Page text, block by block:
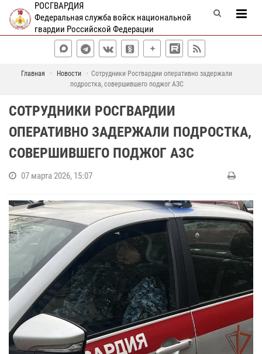
РОСГВАРДИЯ
Федеральная служба войск национальной
гвардии Российской Федерации
Главная Новости
Сотрудники Росгвардии оперативно задержали
подростка, совершившего поджог АЗС
СОТРУДНИКИ РОСГВАРДИИ
ОПЕРАТИВНО ЗАДЕРЖАЛИ ПОДРОСТКА,
СОВЕРШИВШЕГО ПОДЖОГ АЗС
07 марта 2026, 15:07